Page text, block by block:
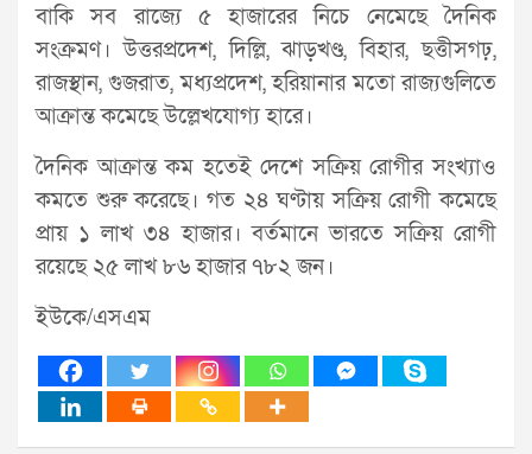
বাকি সব রাজ্যে ৫ হাজারের নিচে নেমেছে দৈনিক
সংক্রমণ। উত্তরপ্রদেশ, দিল্লি, ঝাড়খণ্ড, বিহার, ছত্তীসগঢ়,
রাজস্থান, গুজরাত, মধ্যপ্রদেশ, হরিয়ানার মতো রাজ্যগুলিতে
আক্রান্ত কমেছে উল্লেখযোগ্য হারে।
দৈনিক আক্রান্ত কম হতেই দেশে সক্রিয় রোগীর সংখ্যাও
কমতে শুরু করেছে। গত ২৪ ঘণ্টায় সক্রিয় রোগী কমেছে
প্রায় ১ লাখ ৩৪ হাজার। বর্তমানে ভারতে সক্রিয় রোগী
রয়েছে ২৫ লাখ ৮৬ হাজার ৭৮২ জন।
ইউকে/এসএম